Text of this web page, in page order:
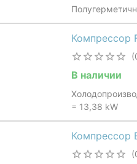
Компрессор
В наличии
= 13,38 kW
Компрессор